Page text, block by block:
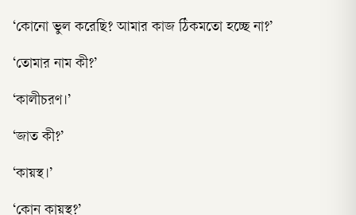
‘কোনো ভুল করেছি? আমার কাজ ঠিকমতো হচ্ছে না?’
‘তোমার নাম কী?’
‘কালীচরণ।’
‘জাত কী?’
‘কায়স্থ।’
‘কোন কায়স্থ?’